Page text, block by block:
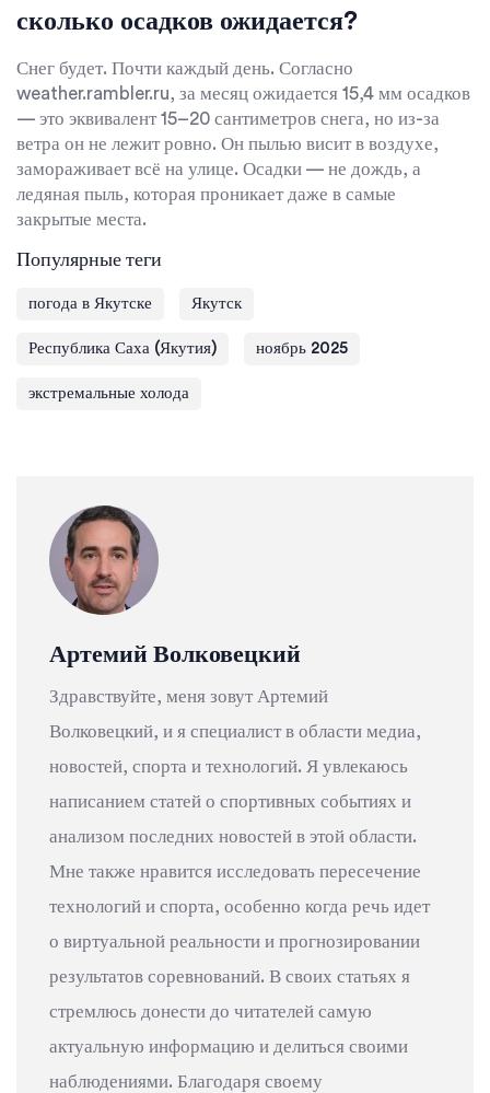
сколько осадков ожидается?
Снег будет. Почти каждый день. Согласно
weather.rambler.ru, за месяц ожидается 15,4 мм осадков
— это эквивалент 15–20 сантиметров снега, но из-за
ветра он не лежит ровно. Он пылью висит в воздухе,
замораживает всё на улице. Осадки — не дождь, а
ледяная пыль, которая проникает даже в самые
закрытые места.
Популярные теги
погода в Якутске Якутск
Республика Саха (Якутия) ноябрь 2025
экстремальные холода
Артемий Волковецкий
Здравствуйте, меня зовут Артемий
Волковецкий, и я специалист в области медиа,
новостей, спорта и технологий. Я увлекаюсь
написанием статей о спортивных событиях и
анализом последних новостей в этой области.
Мне также нравится исследовать пересечение
технологий и спорта, особенно когда речь идет
о виртуальной реальности и прогнозировании
результатов соревнований. В своих статьях я
стремлюсь донести до читателей самую
актуальную информацию и делиться своими
наблюдениями. Благодаря своему